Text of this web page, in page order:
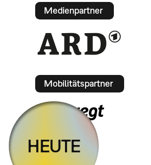
Medienpartner
Mobilitätspartner
HEUTE